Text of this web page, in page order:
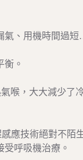
、用機時間過
衡。
喉，大大減少了
應技術絕對不陌
呼吸機治療。